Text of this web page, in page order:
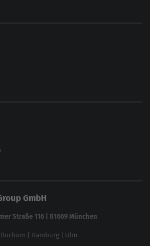
werdenGmbH
Straße 116 | 81669 München
Bochum Hamburg Ulm